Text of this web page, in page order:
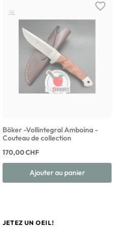
favorite_border
Böker -Vollintegral Amboina -
Couteau de collection
170,00 CHF
Ajouter au panier
JETEZ UN OEIL!